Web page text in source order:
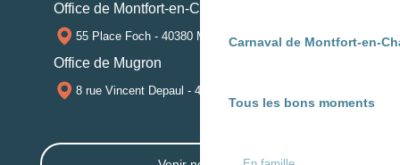
Carnaval de Montfort-en-
Tous les bons moments
Office de Montfort-en-Chalosse
55 Place Foch - 40380 MONTFORT-EN-CHALOSSE
Office de Mugron
8 rue Vincent Depaul - 40250 MUGRON